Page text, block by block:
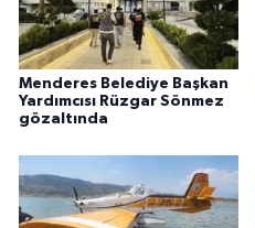
Menderes Belediye Başkan
Yardımcısı Rüzgar Sönmez
gözaltında